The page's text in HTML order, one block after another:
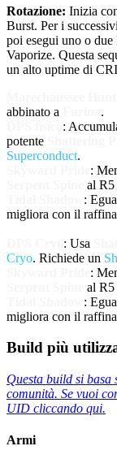
Rotazione: Inizia
Burst. Per i
poi esegui uno o due
Vaporize. Questa
un alto uptime di
abbinato a
.
:
potente
Superconduct.
:
al R5
:
migliora con il
: Usa
Cryo. Richiede un
:
al R5
:
migliora con il
Build più
Questa build si
comunità. Se vuoi
UID cliccando qui.
Armi